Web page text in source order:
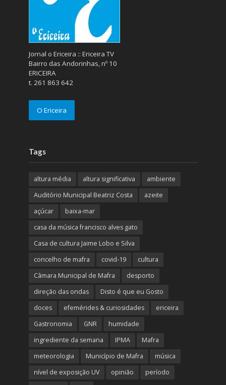
Jornal o Ericeira :: Ericeira TV
Bairro das Andorinhas, nº 10
ERICEIRA
t. 261 863 642
O Ericeira
Tags
altura média altura significativa
ambiente
Auditório Municipal Beatriz Costa
azeite
açúcar
baixa-mar
casa da música francisco alves gato
Casa de cultura Jaime Lobo e Silva
concelho de mafra
covid-19
cultura
Câmara Municipal de Mafra
desporto
direção das ondas
Disto é que eu Gosto
doces
efemérides & curiosidades
ericeira
Gastronomia
GNR
humidade
ingrediente da semana
IPMA
Mafra
meteorologia
Município de Mafra
música
nível de exposição UV
opinião
período